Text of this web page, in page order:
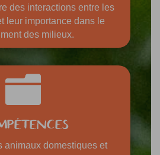
des interactions entre les
leur importance dans le
des milieux.

animaux domestiques et